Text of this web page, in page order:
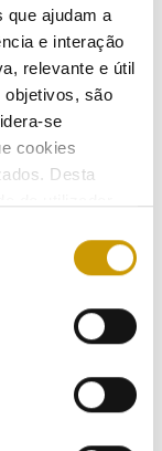
que ajudam a
e interação
relevante e útil
são
se
cookies
Desta
informações
pessoais,